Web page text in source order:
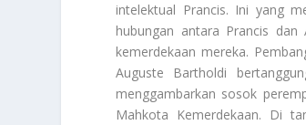
intelektual Prancis. Ini yang
hubungan antara Prancis
kemerdekaan mereka.
Auguste Bartholdi
menggambarkan sosok
Mahkota Kemerdekaan. Di